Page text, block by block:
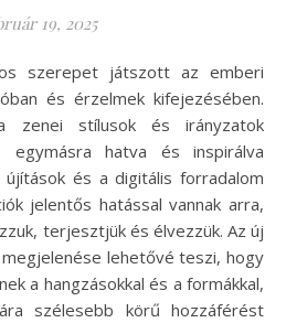
19, 2025
és érzelmek kifejezésében.
zenei stílusok és irányzatok
egymásra hatva és inspirálva
újítások és a digitális forradalom
jelentős hatással vannak arra,
terjesztjük és élvezzük. Az új
lehetővé teszi, hogy
a hangzásokkal és a formákkal,
szélesebb körű hozzáférést